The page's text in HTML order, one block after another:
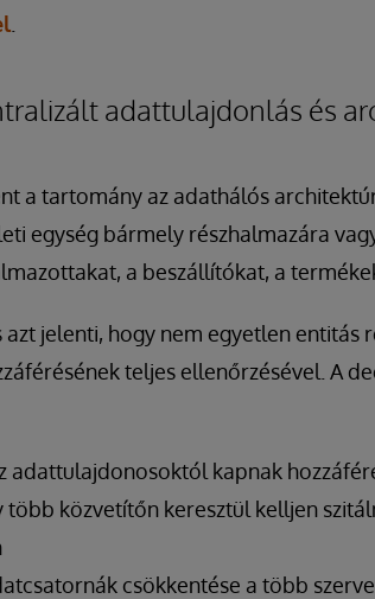
adattulajdonlás és
a tartomány az adathálós
egység bármely részhalmazára
a beszállítókat, a
jelenti, hogy nem egyetlen entitás
teljes ellenőrzésével. A
adattulajdonosoktól kapnak
közvetítőn keresztül kelljen
csökkentése a több